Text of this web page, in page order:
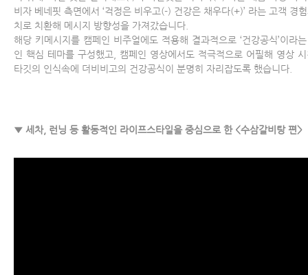
비자 베네핏 측면에서 ‘걱정은 비우고(-) 건강은 채우다(+)’ 라는 고객 경
치로 치환해 메시지 방향성을 가져갔습니다.
해당 키메시지를 캠페인 비주얼에도 적용해 결과적으로 ‘건강공식’이라
인 핵심 테마를 구성했고, 캠페인 영상에서도 적극적으로 어필해 영상
타깃의 인식속에 더비비고의 건강공식이 분명히 자리잡도록 했습니다.
▼ 세차, 런닝 등 활동적인 라이프스타일을 중심으로 한 <수삼갈비탕 편>